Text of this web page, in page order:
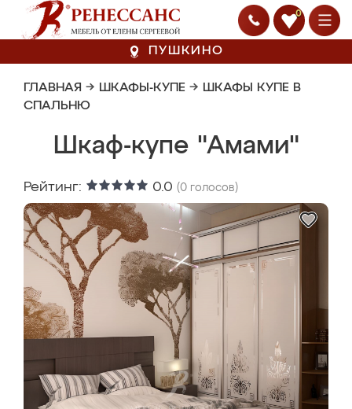
0
ПУШКИНО
ГЛАВНАЯ → ШКАФЫ-КУПЕ → ШКАФЫ КУПЕ В
СПАЛЬНЮ
Шкаф-купе "Амами"
Рейтинг: 0.0 (0 голосов)